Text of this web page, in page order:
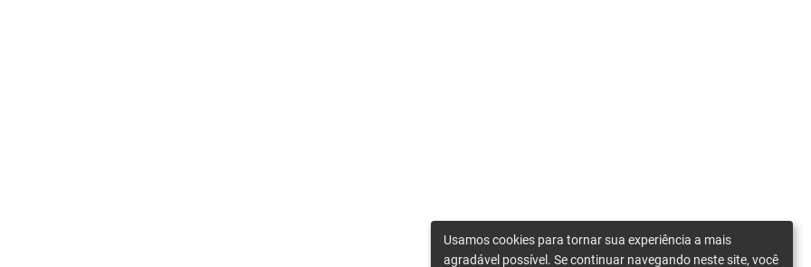
Usamos cookies para tornar sua experiência a mais
agradável possível. Se continuar navegando neste site, você